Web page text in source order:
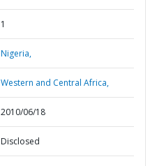
1
Nigeria,
Western and Central Africa,
2010/06/18
Disclosed